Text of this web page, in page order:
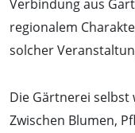
Verbindung aus
regionalem
solcher
Die Gärtnerei selbst
Zwischen Blumen,